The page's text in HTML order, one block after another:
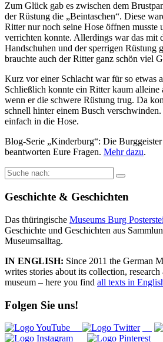
Zum Glück gab es zwischen dem
der Rüstung die „Beintaschen“. Diese
Ritter nur noch seine Hose öffnen musste
verrichten konnte. Allerdings war das mit
Handschuhen und der sperrigen Rüstung
brauchte auch der Ritter ganz schön viel
Kurz vor einer Schlacht war für so etwas
Schließlich konnte ein Ritter kaum alleine
wenn er die schwere Rüstung trug. Da
schnell hinter einem Busch
einfach in die Hose.
Blog-Serie „Kinderburg“: Die
beantworten Eure Fragen. Mehr dazu.
Suche
nach:
Geschichte & Geschichten
Das thüringische Museums Burg
Geschichte und Geschichten aus
Museumsalltag.
IN ENGLISH: Since 2011 the German
writes stories about its collection,
museum – here you find all texts in
Folgen Sie uns!